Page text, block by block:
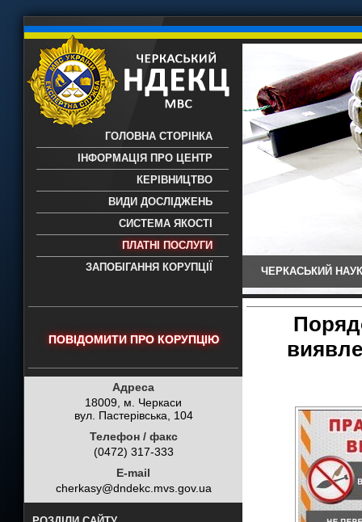
науково-дослідний експертно-
- проведення всих видів судових
експертиз
ГОЛОВНА СТОРІНКА
ІНФОРМАЦІЯ ПРО ЦЕНТР
КЕРІВНИЦТВО
ВИДИ ДОСЛІДЖЕНЬ
СИСТЕМА ЯКОСТІ
ПЛАТНІ ПОСЛУГИ
ЗАПОБІГАННЯ КОРУПЦІЇ
ЧЕРКАСЬКИЙ
ПОВІДОМИТИ ПРО КОРУПЦІЮ
Адреса
18009, м. Черкаси
вул. Пастерівська, 104
Телефон / факс
(0472) 317-333
E-mail
cherkasy@dndekc.mvs.gov.ua